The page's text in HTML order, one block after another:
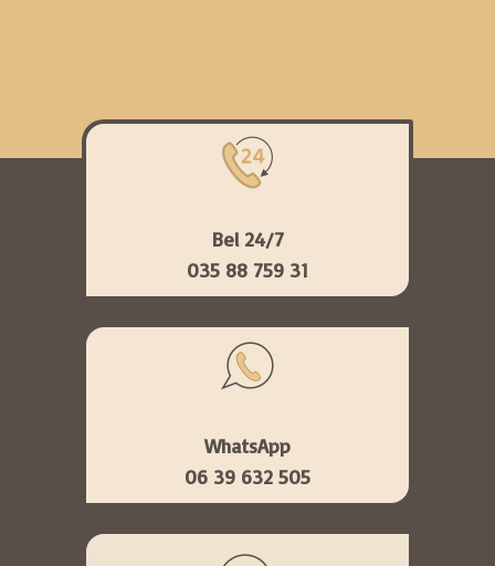
Bel 24/7
035 88 759 31
WhatsApp
06 39 632 505